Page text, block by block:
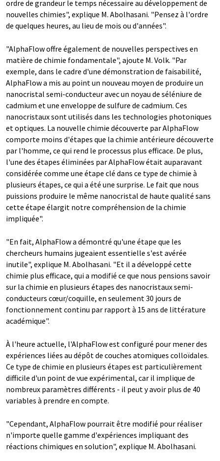
ordre de grandeur le temps nécessaire au développement de
nouvelles chimies", explique M. Abolhasani. "Pensez à l'ordre
de quelques heures, au lieu de mois ou d'années".
"AlphaFlow offre également de nouvelles perspectives en
matière de chimie fondamentale", ajoute M. Volk. "Par
exemple, dans le cadre d'une démonstration de faisabilité,
AlphaFlow a mis au point un nouveau moyen de produire un
nanocristal semi-conducteur avec un noyau de séléniure de
cadmium et une enveloppe de sulfure de cadmium. Ces
nanocristaux sont utilisés dans les technologies photoniques
et optiques. La nouvelle chimie découverte par AlphaFlow
comporte moins d'étapes que la chimie antérieure découverte
par l'homme, ce qui rend le processus plus efficace. De plus,
l'une des étapes éliminées par AlphaFlow était auparavant
considérée comme une étape clé dans ce type de chimie à
plusieurs étapes, ce qui a été une surprise. Le fait que nous
puissions produire le même nanocristal de haute qualité sans
cette étape élargit notre compréhension de la chimie
impliquée".
"En fait, AlphaFlow a démontré qu'une étape que les
chercheurs humains jugeaient essentielle s'est avérée
inutile", explique M. Abolhasani. "Et il a développé cette
chimie plus efficace, qui a modifié ce que nous pensions savoir
sur la chimie en plusieurs étapes des nanocristaux semi-
conducteurs cœur/coquille, en seulement 30 jours de
fonctionnement continu par rapport à 15 ans de littérature
académique".
À l'heure actuelle, l'AlphaFlow est configuré pour mener des
expériences liées au dépôt de couches atomiques colloïdales.
Ce type de chimie en plusieurs étapes est particulièrement
difficile d'un point de vue expérimental, car il implique de
nombreux paramètres différents - il peut y avoir plus de 40
variables à prendre en compte.
"Cependant, AlphaFlow pourrait être modifié pour réaliser
n'importe quelle gamme d'expériences impliquant des
réactions chimiques en solution", explique M. Abolhasani.